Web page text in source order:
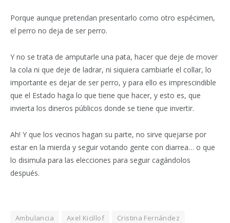
Porque aunque pretendan presentarlo como otro espécimen,
el perro no deja de ser perro.
Y no se trata de amputarle una pata, hacer que deje de mover
la cola ni que deje de ladrar, ni siquiera cambiarle el collar, lo
importante es dejar de ser perro, y para ello es imprescindible
que el Estado haga lo que tiene que hacer, y esto es, que
invierta los dineros públicos donde se tiene que invertir.
Ah! Y que los vecinos hagan su parte, no sirve quejarse por
estar en la mierda y seguir votando gente con diarrea… o que
lo disimula para las elecciones para seguir cagándolos
después.
Ambulancia Axel Kicillof
Cristina Fernández